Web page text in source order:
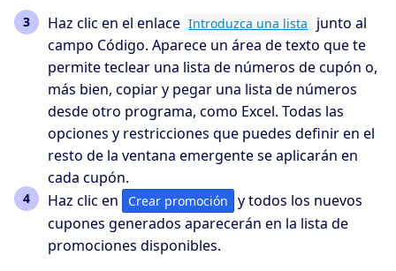
Haz clic en el enlace Introduzca una lista
junto al
campo Código. Aparece un área de texto que te
permite teclear una lista de números de cupón o,
más bien, copiar y pegar una lista de números
desde otro programa, como Excel. Todas las
opciones y restricciones que puedes definir en el
resto de la ventana emergente se aplicarán en
cada cupón.
Haz clic en
Crear promoción
y todos los nuevos
cupones generados aparecerán en la lista de
promociones disponibles.